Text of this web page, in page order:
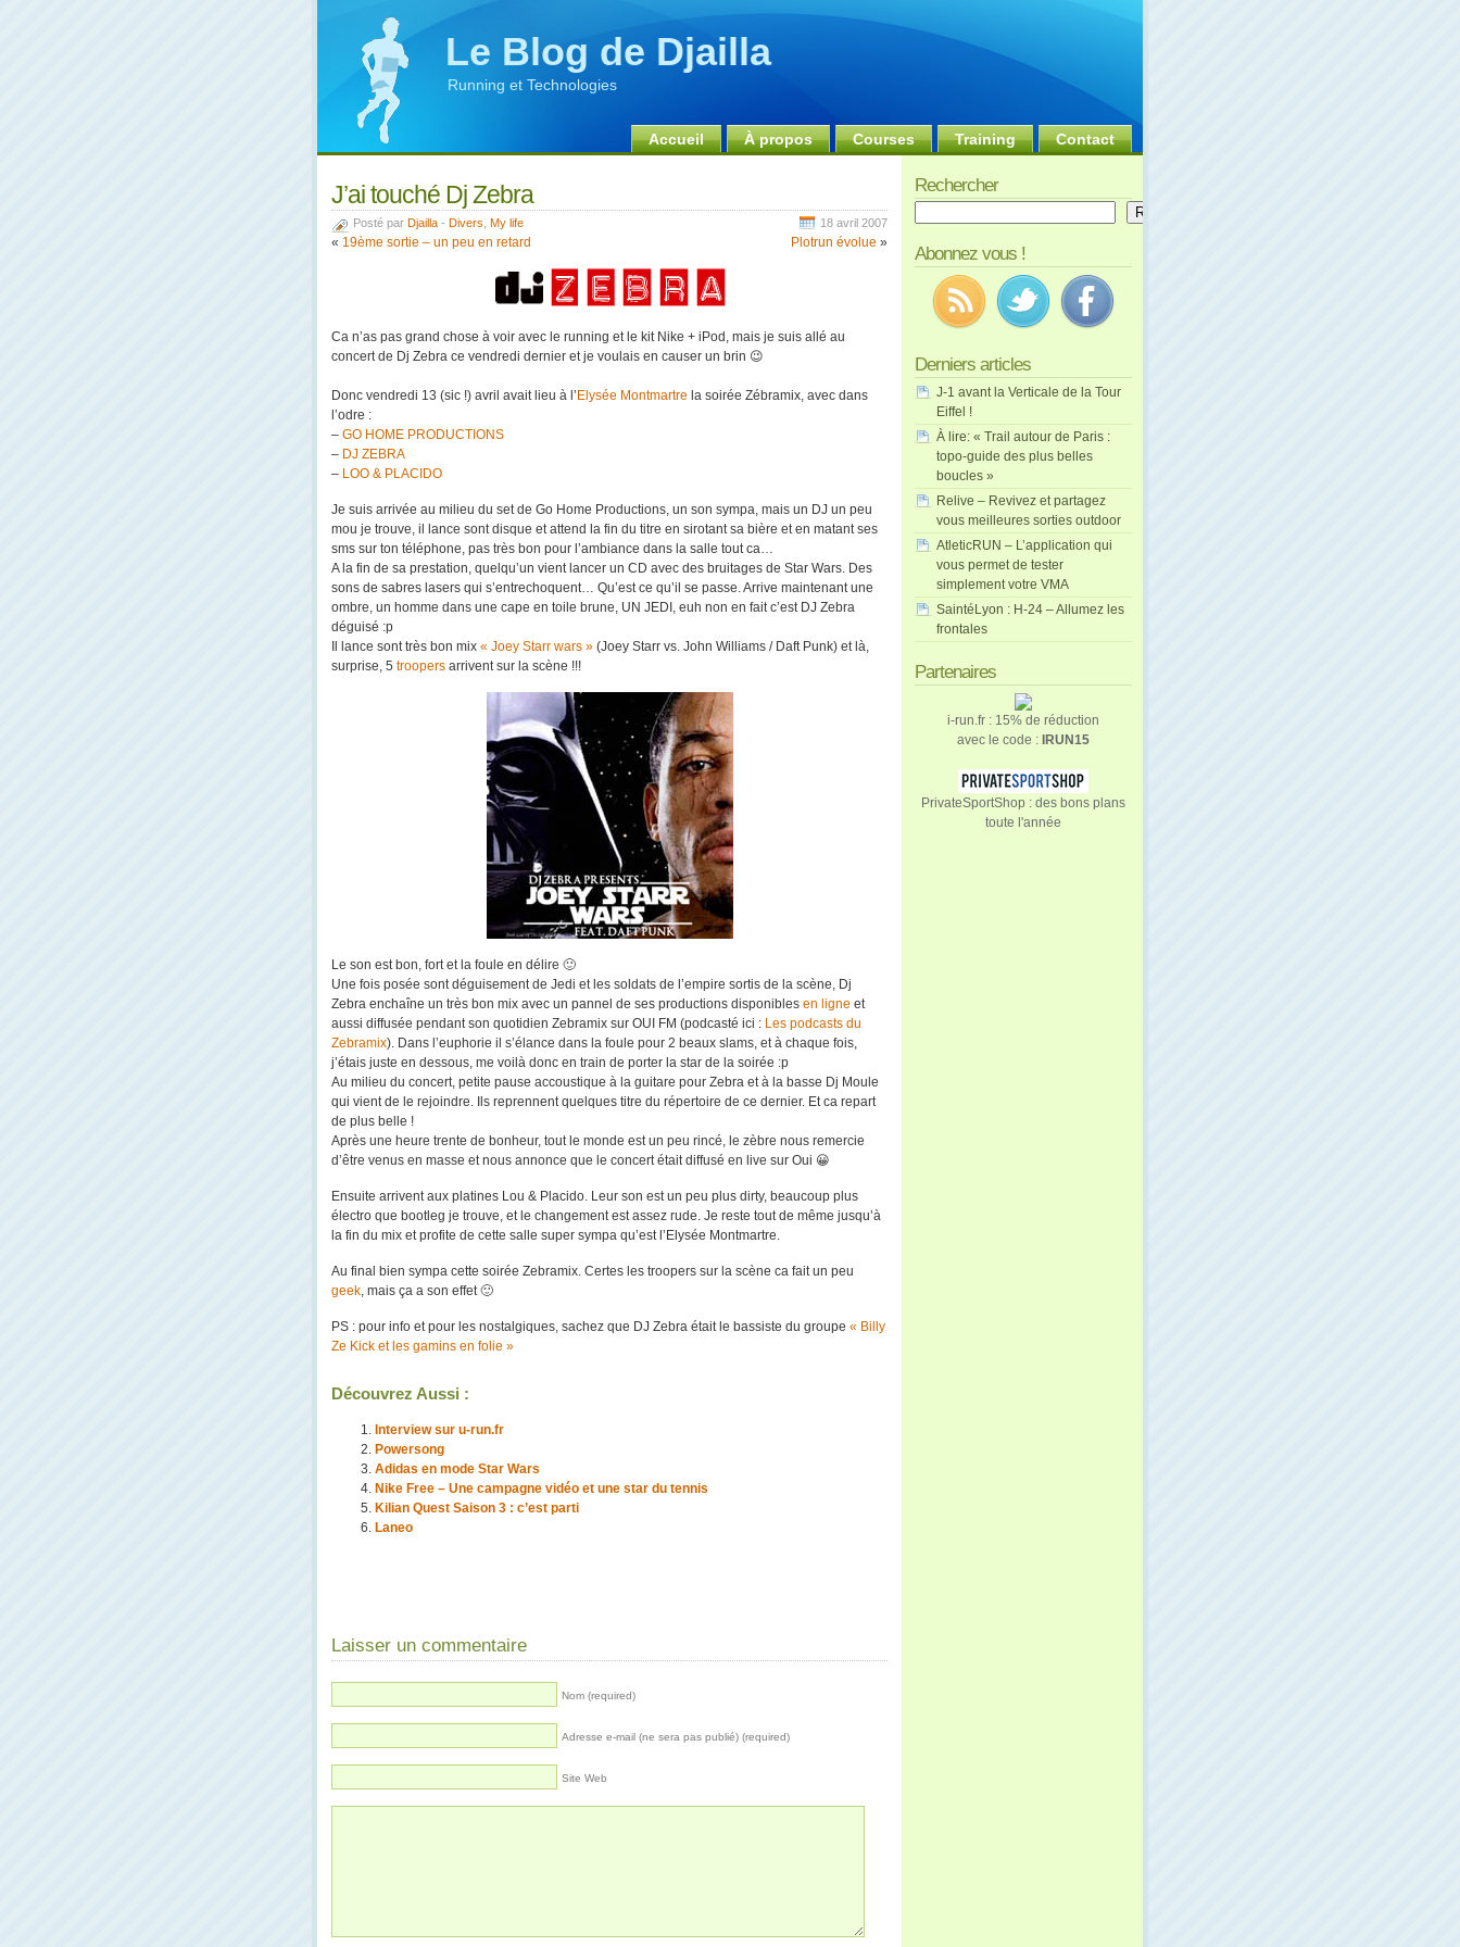
Le Blog de Djailla
Running et Technologies
Accueil À propos Courses Training Contact
J’ai touché Dj Zebra
Posté par Djailla - Divers My life 18 avril 2007
« 19ème sortie – un peu en retard Plotrun évolue »
Ca n’as pas grand chose à voir avec le running et le kit Nike + iPod, mais je suis allé au
concert de Dj Zebra ce vendredi dernier et je voulais en causer un brin 😉
Donc vendredi 13 (sic !) avril avait lieu à l’ Elysée Montmartre la soirée Zébramix, avec dans
l’odre :
– GO HOME PRODUCTIONS
– DJ ZEBRA
– LOO & PLACIDO
Je suis arrivée au milieu du set de Go Home Productions, un son sympa, mais un DJ un peu
mou je trouve, il lance sont disque et attend la fin du titre en sirotant sa bière et en matant ses
sms sur ton téléphone, pas très bon pour l’ambiance dans la salle tout ca…
A la fin de sa prestation, quelqu’un vient lancer un CD avec des bruitages de Star Wars. Des
sons de sabres lasers qui s’entrechoquent… Qu’est ce qu’il se passe. Arrive maintenant une
ombre, un homme dans une cape en toile brune, UN JEDI, euh non en fait c’est DJ Zebra
déguisé :p
Il lance sont très bon mix « Joey Starr wars » (Joey Starr vs. John Williams / Daft Punk) et là,
surprise, 5 troopers arrivent sur la scène !!!
Le son est bon, fort et la foule en délire 🙂
Une fois posée sont déguisement de Jedi et les soldats de l’empire sortis de la scène, Dj
Zebra enchaîne un très bon mix avec un pannel de ses productions disponibles en ligne et
aussi diffusée pendant son quotidien Zebramix sur OUI FM (podcasté ici : Les podcasts du
Zebramix). Dans l’euphorie il s’élance dans la foule pour 2 beaux slams, et à chaque fois,
j’étais juste en dessous, me voilà donc en train de porter la star de la soirée :p
Au milieu du concert, petite pause accoustique à la guitare pour Zebra et à la basse Dj Moule
qui vient de le rejoindre. Ils reprennent quelques titre du répertoire de ce dernier. Et ca repart
de plus belle !
Après une heure trente de bonheur, tout le monde est un peu rincé, le zèbre nous remercie
d’être venus en masse et nous annonce que le concert était diffusé en live sur Oui 😀
Ensuite arrivent aux platines Lou & Placido. Leur son est un peu plus dirty, beaucoup plus
électro que bootleg je trouve, et le changement est assez rude. Je reste tout de même jusqu’à
la fin du mix et profite de cette salle super sympa qu’est l’Elysée Montmartre.
Au final bien sympa cette soirée Zebramix. Certes les troopers sur la scène ca fait un peu
geek, mais ça a son effet 🙂
PS : pour info et pour les nostalgiques, sachez que DJ Zebra était le bassiste du groupe « Billy
Ze Kick et les gamins en folie »
Découvrez Aussi :
Interview sur u-run.fr
Powersong
Adidas en mode Star Wars
Nike Free – Une campagne vidéo et une star du tennis
Kilian Quest Saison 3 : c’est parti
Laneo
Laisser un commentaire
Nom (required)
Adresse e-mail (ne sera pas publié) (required)
Site Web
Rechercher
Rechercher
Abonnez vous !
Derniers articles
J-1 avant la Verticale de la Tour
Eiffel !
À lire: « Trail autour de Paris :
topo-guide des plus belles
boucles »
Relive – Revivez et partagez
vous meilleures sorties outdoor
AtleticRUN – L’application qui
vous permet de tester
simplement votre VMA
SaintéLyon : H-24 – Allumez les
frontales
Partenaires
i-run.fr : 15% de réduction
avec le code : IRUN15
PrivateSportShop : des bons plans
toute l'année